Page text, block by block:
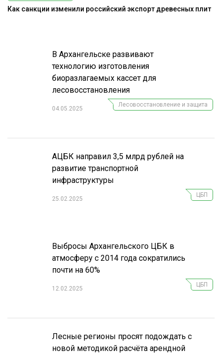
В Архангельске развивают
технологию изготовления
биоразлагаемых кассет для
лесовосстановления
04.05.2025
Лесовосстановление и защита
АЦБК направил 3,5 млрд рублей на
развитие транспортной
инфраструктуры
25.02.2025
ЦБП
Выбросы Архангельского ЦБК в
атмосферу с 2014 года сократились
почти на 60%
12.02.2025
ЦБП
Лесные регионы просят подождать с
новой методикой расчёта арендной
Как санкции изменили российский экспорт древесных плит